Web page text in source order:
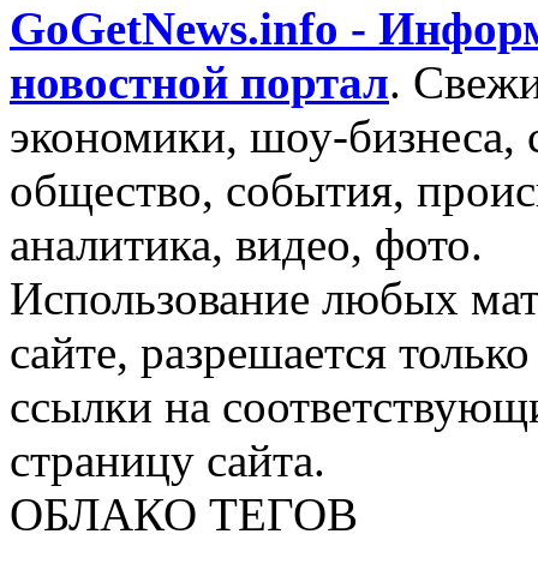
GoGetNews.info -
новостной портал.
экономики, шоу-бизнеса,
общество, события,
аналитика, видео, фото.
Использование любых
сайте, разрешается
ссылки на
страницу сайта.
ОБЛАКО ТЕГОВ